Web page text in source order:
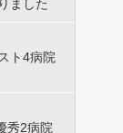
ました
ト4病院
秀2病院